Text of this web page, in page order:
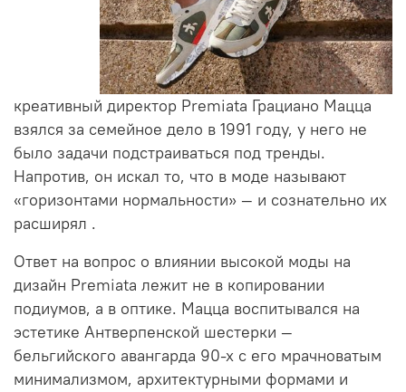
креативный директор Premiata Грациано Мацца
взялся за семейное дело в 1991 году, у него не
было задачи подстраиваться под тренды.
Напротив, он искал то, что в моде называют
«горизонтами нормальности» — и сознательно их
расширял .
Ответ на вопрос о влиянии высокой моды на
дизайн Premiata лежит не в копировании
подиумов, а в оптике. Мацца воспитывался на
эстетике Антверпенской шестерки —
бельгийского авангарда 90-х с его мрачноватым
минимализмом, архитектурными формами и